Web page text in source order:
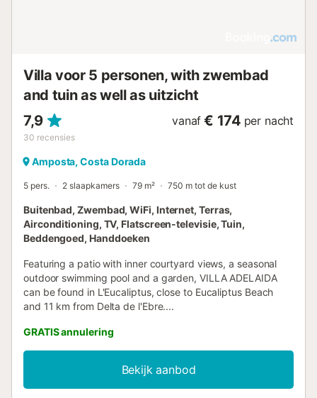
Villa voor 5 personen, with zwembad
and tuin as well as uitzicht
7,9
30 recensies
vanaf € 174 per nacht
Amposta, Costa Dorada
5 pers. 2 slaapkamers 79 m² 750 m tot de kust
Buitenbad, Zwembad, WiFi, Internet, Terras,
Airconditioning, TV, Flatscreen-televisie, Tuin,
Beddengoed, Handdoeken
Featuring a patio with inner courtyard views, a seasonal
outdoor swimming pool and a garden, VILLA ADELAIDA
can be found in L'Eucaliptus, close to Eucaliptus Beach
and 11 km from Delta de l'Ebre....
GRATIS annulering
Bekijk aanbod